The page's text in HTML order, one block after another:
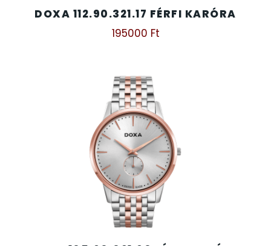
DOXA 112.90.321.17 FÉRFI KARÓRA
195000 Ft
TIMESTAR HÁLÓZATI ÉBRESZTŐÓRÁK
ZSOLNAY PORCELÁN